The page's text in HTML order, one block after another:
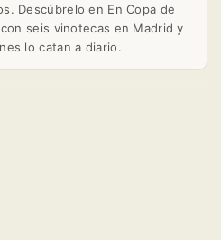
Descúbrelo en En Copa de
seis vinotecas en Madrid y
lo catan a diario.